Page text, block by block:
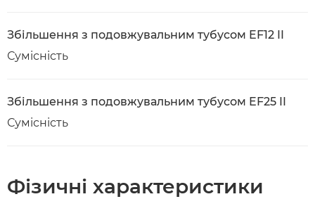
Збільшення з подовжувальним тубусом EF12 II
Сумісність
Збільшення з подовжувальним тубусом EF25 II
Сумісність
Фізичні характеристики